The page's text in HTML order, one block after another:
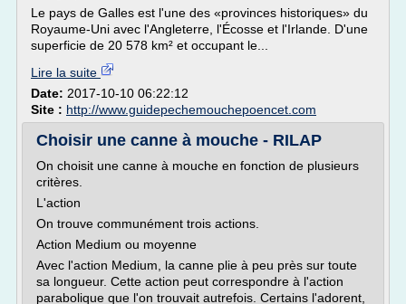
Le pays de Galles est l'une des «provinces historiques» du
Royaume-Uni avec l'Angleterre, l'Écosse et l'Irlande. D'une
superficie de 20 578 km² et occupant le...
Lire la suite
Date: 2017-10-10 06:22:12
Site : http://www.guidepechemouchepoencet.com
Choisir une canne à mouche - RILAP
On choisit une canne à mouche en fonction de plusieurs
critères.
L'action
On trouve communément trois actions.
Action Medium ou moyenne
Avec l'action Medium, la canne plie à peu près sur toute
sa longueur. Cette action peut correspondre à l'action
parabolique que l'on trouvait autrefois. Certains l'adorent,